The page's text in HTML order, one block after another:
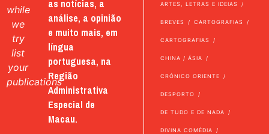
while
we
try
list
your
publications
as notícias, a
análise, a opinião
e muito mais, em
língua
portuguesa, na
Região
Administrativa
Especial de
Macau.
ARTES, LETRAS E IDEIAS
BREVES CARTOGRAFIAS
CARTOGRAFIAS
CHINA / ÁSIA
CRÓNICO ORIENTE
DESPORTO
DE TUDO E DE NADA
DIVINA COMÉDIA